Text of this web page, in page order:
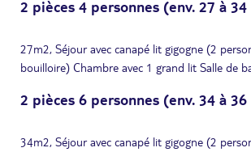
2 pièces 4 personnes (env. 27 à 34
27m2, Séjour avec canapé lit gigogne (2
bouilloire) Chambre avec 1 grand lit Salle de
2 pièces 6 personnes (env. 34 à 36
34m2, Séjour avec canapé lit gigogne (2